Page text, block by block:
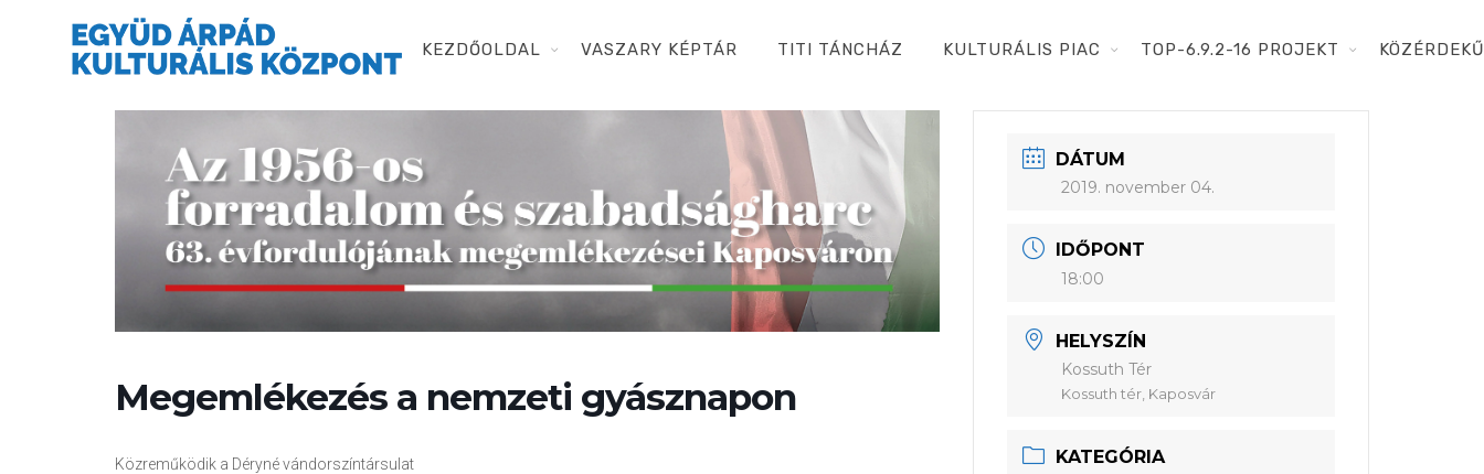
KEZDŐOLDAL VASZARY KÉPTÁR TITI TÁNCHÁZ KULTURÁLIS PIAC TOP-6.9.2-16 PROJEKT
Megemlékezés a nemzeti gyásznapon
Közreműködik a Déryné vándorszíntársulat
DÁTUM
2019. november 04.
IDŐPONT
18:00
HELYSZÍN
Kossuth Tér
Kossuth tér, Kaposvár
KATEGÓRIA